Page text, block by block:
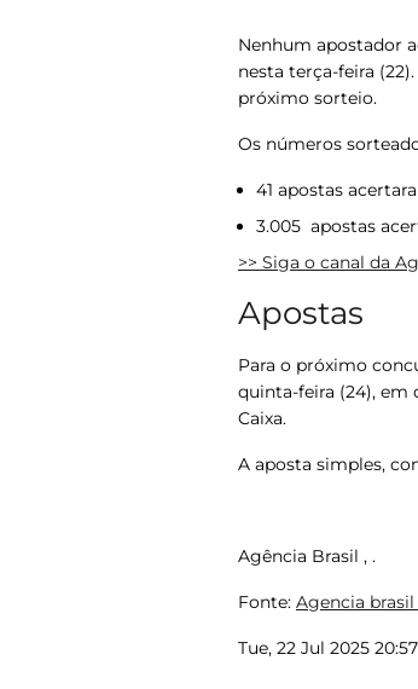
Nenhum apostador
nesta terça-feira (22).
próximo sorteio.
Os números
41 apostas
3.005 apostas
>> Siga o canal da
Apostas
Para o próximo
quinta-feira (24), em
Caixa.
A aposta simples,
Agência Brasil , .
Fonte: Agencia brasil
Tue, 22 Jul 2025